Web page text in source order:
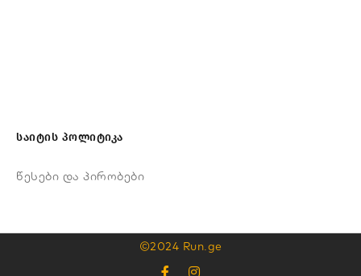
საიტის პოლიტიკა
წესები და პირობები
©2024 Run.ge